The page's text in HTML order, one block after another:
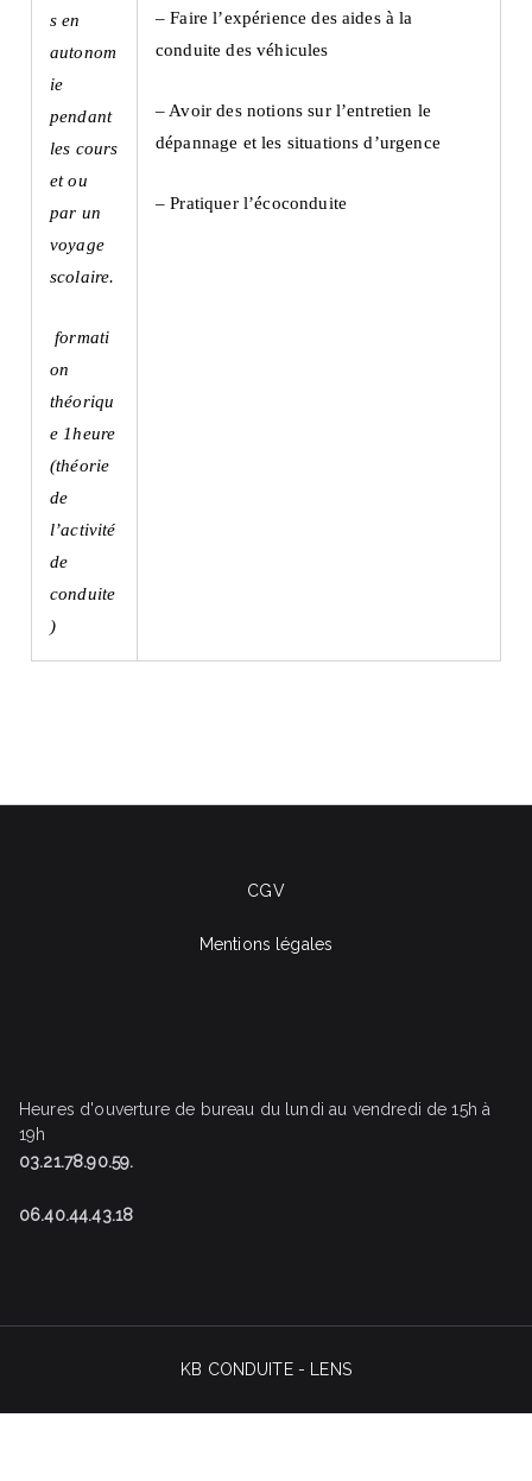
s en
autonom
ie
pendant
les cours
et ou
par un
voyage
scolaire.
formati
on
théoriqu
e 1heure
(théorie
de
l’activité
de
conduite
)
– Faire l’expérience des aides à la
conduite des véhicules
– Avoir des notions sur l’entretien le
dépannage et les situations d’urgence
– Pratiquer l’écoconduite
CGV
Mentions légales
Heures d'ouverture de bureau du lundi au vendredi de 15h à
19h
03.21.78.90.59.
06.40.44.43.18
KB CONDUITE - LENS